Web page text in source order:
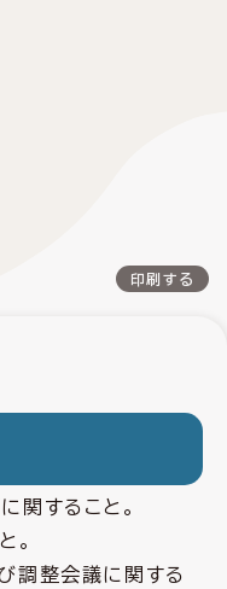
印刷する
関すること。
。
調整会議に関する